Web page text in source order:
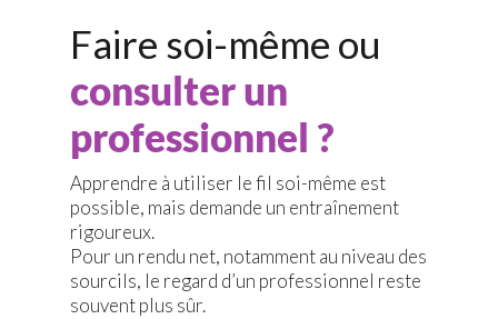
Faire soi-même ou
consulter un
professionnel ?
Apprendre à utiliser le fil soi-même est
possible, mais demande un entraînement
rigoureux.
Pour un rendu net, notamment au niveau des
sourcils, le regard d’un professionnel reste
souvent plus sûr.